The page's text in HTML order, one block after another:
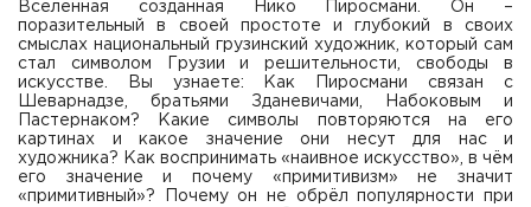
Вселенная созданная Нико Пиросмани. Он –
поразительный в своей простоте и глубокий в своих
смыслах национальный грузинский художник, который сам
стал символом Грузии и решительности, свободы в
искусстве. Вы узнаете: Как Пиросмани связан с
Шеварнадзе, братьями Зданевичами, Набоковым и
Пастернаком? Какие символы повторяются на его
картинах и какое значение они несут для нас и
художника? Как воспринимать «наивное искусство», в чём
его значение и почему «примитивизм» не значит
«примитивный»? Почему он не обрёл популярности при